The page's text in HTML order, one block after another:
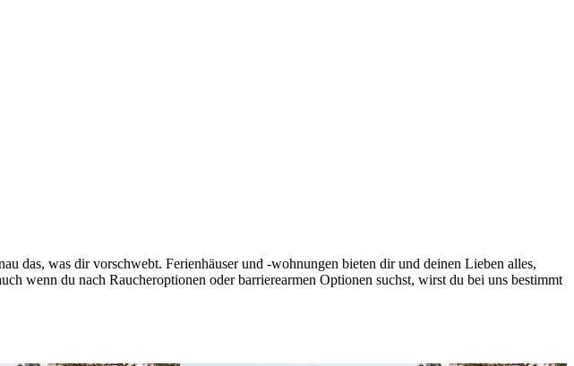
das, was dir vorschwebt. Ferienhäuser und -wohnungen bieten dir und deinen Lieben alles,
wenn du nach Raucheroptionen oder barrierearmen Optionen suchst, wirst du bei uns bestimmt